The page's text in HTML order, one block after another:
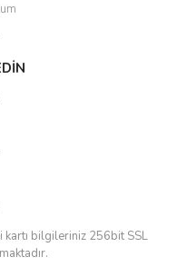
kartı bilgileriniz 256bit SSL